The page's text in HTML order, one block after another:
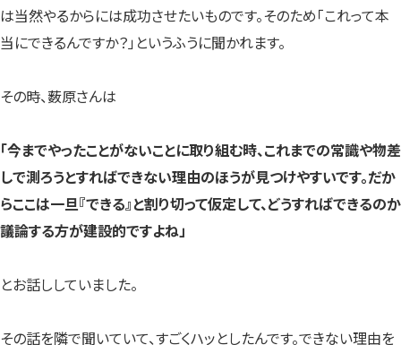
は当然やるからには成功させたいものです。そのため「これって本
当にできるんですか？」というふうに聞かれます。
その時、薮原さんは
「今までやったことがないことに取り組む時、これまでの常識や物差
しで測ろうとすればできない理由のほうが見つけやすいです。だか
らここは一旦『できる』と割り切って仮定して、どうすればできるのか
議論する方が建設的ですよね」
とお話ししていました。
その話を隣で聞いていて、すごくハッとしたんです。できない理由を